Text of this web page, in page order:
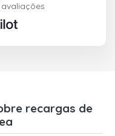
recargas de